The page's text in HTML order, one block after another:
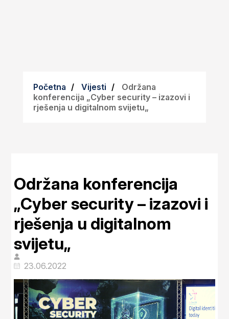
Početna Vijesti
Održana
konferencija „Cyber security – izazovi i
rješenja u digitalnom svijetu„
Održana konferencija
„Cyber security – izazovi i
rješenja u digitalnom
svijetu„
23.06.2022